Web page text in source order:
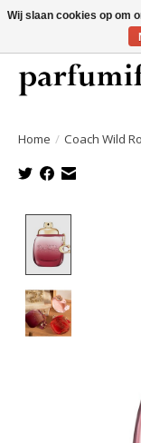
750+ Geuren | Gratis
Home / Coach Wild
Wij slaan cookies op om